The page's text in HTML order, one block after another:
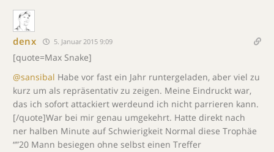
denx 5. Januar 2015 9:09
[quote=Max Snake]
@sansibal Habe vor fast ein Jahr runtergeladen, aber viel zu
kurz um als repräsentativ zu zeigen. Meine Eindruckt war,
das ich sofort attackiert werdeund ich nicht parrieren kann.
[/quote]War bei mir genau umgekehrt. Hatte direkt nach
ner halben Minute auf Schwierigkeit Normal diese Trophäe
“”20 Mann besiegen ohne selbst einen Treffer